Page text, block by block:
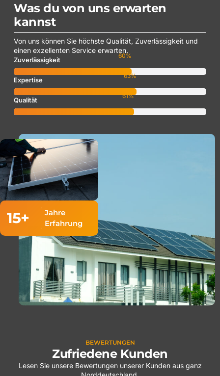
Was du von uns erwarten
kannst
Von uns können Sie höchste Qualität, Zuverlässigkeit und
einen exzellenten Service erwarten.
Zuverlässigkeit
Expertise
91%
Qualität
89%
15+
Jahre
Erfahrung
BEWERTUNGEN
Zufriedene Kunden
Lesen Sie unsere Bewertungen unserer Kunden aus ganz